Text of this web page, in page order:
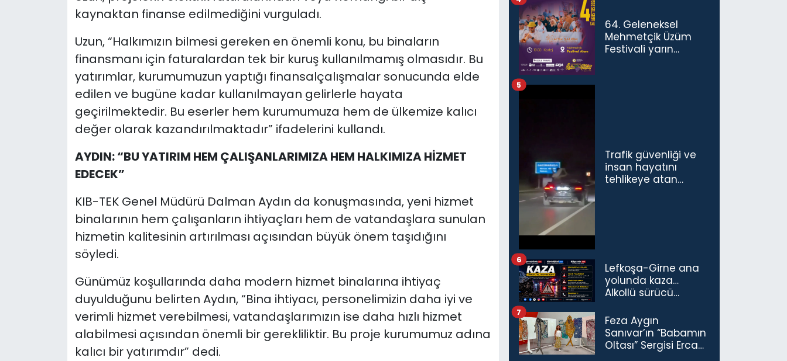
kaynaktan finanse edilmediğini vurguladı.
Uzun, “Halkımızın bilmesi gereken en önemli konu, bu binaların
finansmanı için faturalardan tek bir kuruş kullanılmamış olmasıdır. Bu
yatırımlar, kurumumuzun yaptığı finansalçalışmalar sonucunda elde
edilen ve bugüne kadar kullanılmayan gelirlerle hayata
geçirilmektedir. Bu eserler hem kurumumuza hem de ülkemize kalıcı
değer olarak kazandırılmaktadır” ifadelerini kullandı.
AYDIN: “BU YATIRIM HEM ÇALIŞANLARIMIZA HEM HALKIMIZA HİZMET
EDECEK”
KIB-TEK Genel Müdürü Dalman Aydın da konuşmasında, yeni hizmet
binalarının hem çalışanların ihtiyaçları hem de vatandaşlara sunulan
hizmetin kalitesinin artırılması açısından büyük önem taşıdığını
söyledi.
Günümüz koşullarında daha modern hizmet binalarına ihtiyaç
duyulduğunu belirten Aydın, “Bina ihtiyacı, personelimizin daha iyi ve
verimli hizmet verebilmesi, vatandaşlarımızın ise daha hızlı hizmet
alabilmesi açısından önemli bir gerekliliktir. Bu proje kurumumuz adına
kalıcı bir yatırımdır” dedi.
64. Geleneksel
Mehmetçik Üzüm
Festivali yarın
Trafik güvenliği ve
insan hayatını
tehlikeye atan
5
Lefkoşa-Girne ana
yolunda kaza…
Alkollü sürücü
6
Feza Aygın
Sanıvar’ın “Babamın
Oltası” Sergisi Ercan
7